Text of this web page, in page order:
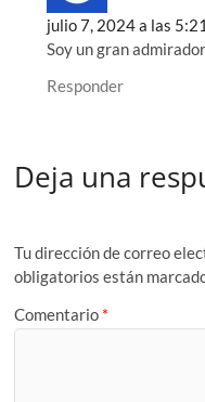
julio 7, 2024 a las
Soy un gran
Responder
Deja una
Tu dirección de correo
obligatorios están
Comentario *